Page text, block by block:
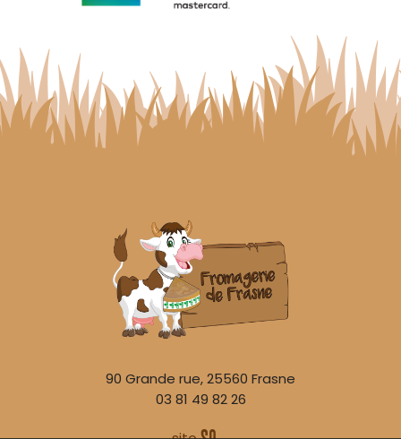
90 Grande rue, 25560 Frasne
03 81 49 82 26